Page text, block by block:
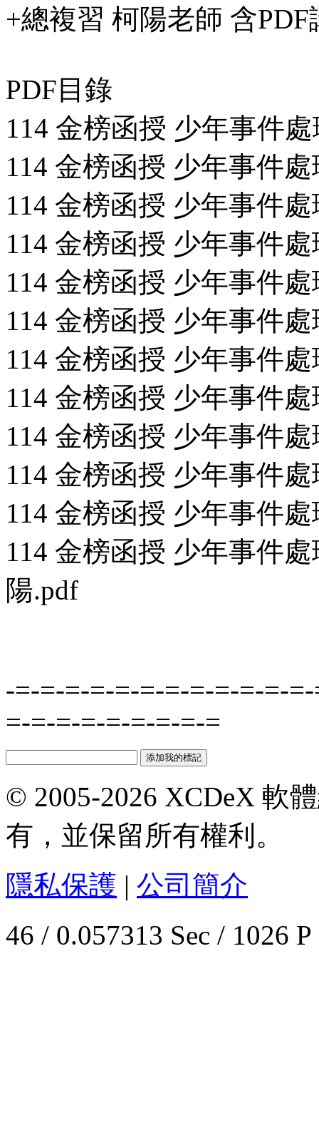
+總複習 柯陽老師 含
PDF目錄
114 金榜函授 少年事件
114 金榜函授 少年事件
114 金榜函授 少年事件
114 金榜函授 少年事件
114 金榜函授 少年事件
114 金榜函授 少年事件
114 金榜函授 少年事件
114 金榜函授 少年事件
114 金榜函授 少年事件
114 金榜函授 少年事件
114 金榜函授 少年事件
114 金榜函授 少年事件
陽.pdf
-=-=-=-=-=-=-=-=-=-=-=-
=-=-=-=-=-=-=-=-=
© 2005-2026 XCDeX 軟
有，並保留所有權利。
隱私保護 | 公司簡介
46 / 0.057313 Sec / 1026